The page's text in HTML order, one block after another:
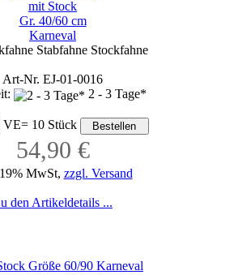
mit Stock
Gr. 40/60 cm
Karneval
Stabfahne Stockfahne
Art-Nr. EJ-01-0016
2 - 3 Tage*
VE= 10 Stück
54,90 €
MwSt, zzgl. Versand
den Artikeldetails ...